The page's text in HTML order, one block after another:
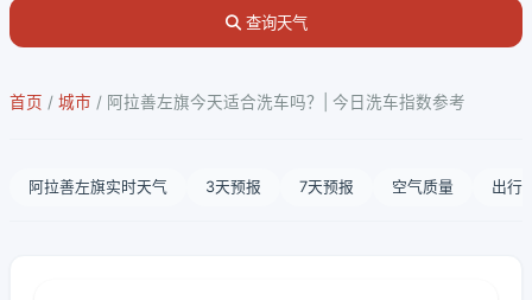
查询天气
首页 / 城市 / 阿拉善左旗今天适合洗车吗？| 今日洗车指数参考
阿拉善左旗实时天气 3天预报 7天预报 空气质量 出行